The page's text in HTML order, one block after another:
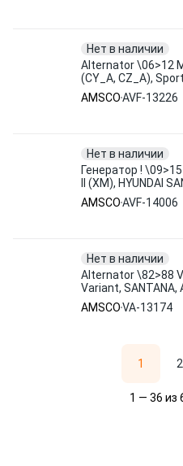
Нет в наличии
Alternator \06>12
(CY_A, CZ_A),
OUTLANDER II
AMSCO
AMSCOAVF-13226
Нет в наличии
Генератор !
II (XM), HYUNDAI
(YF) AVF-14006
AMSCOAVF-14006
Нет в наличии
Alternator \82>88
Variant, SANTANA,
COUPE, 85) VA-
AMSCOVA-13174
1 2
1 — 36 из